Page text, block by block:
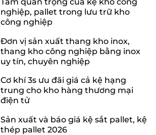
nghiệp, pallet trong lưu trữ kho
công nghiệp
Đơn vị sản xuất thang kho inox,
thang kho công nghiệp bằng inox
uy tín, chuyên nghiệp
Cơ khí 3s ưu đãi giá cả kệ hạng
trung cho kho hàng thương mại
điện tử
Sản xuất và báo giá kệ sắt pallet, kệ
thép pallet 2026